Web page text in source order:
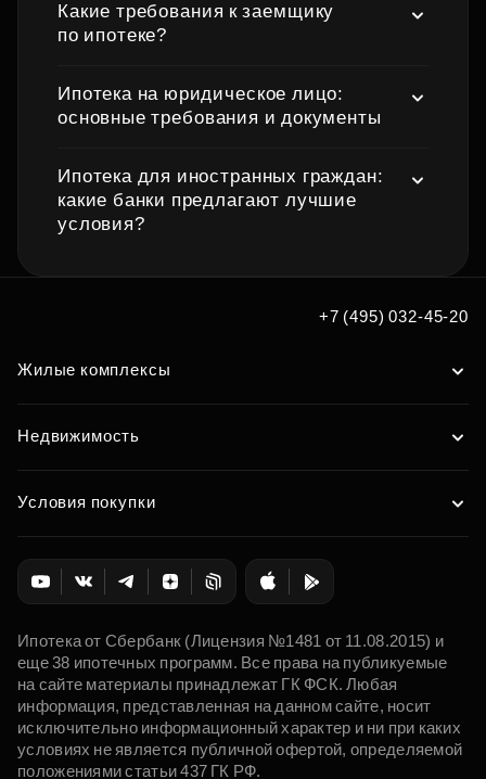
Какие требования к заемщику
по ипотеке?
Ипотека на юридическое лицо:
основные требования и документы
Ипотека для иностранных граждан:
какие банки предлагают лучшие
условия?
+7 (495) 032-45-20
Жилые комплексы
Недвижимость
Условия покупки
Ипотека от Сбербанк (Лицензия №1481 от 11.08.2015) и
еще 38 ипотечных программ. Все права на публикуемые
на сайте материалы принадлежат ГК ФСК. Любая
информация, представленная на данном сайте, носит
исключительно информационный характер и ни при каких
условиях не является публичной офертой, определяемой
положениями статьи 437 ГК РФ.